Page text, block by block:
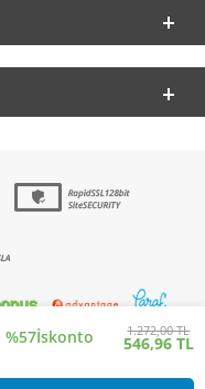
%57İskonto 1.272,00 TL
546,96 TL